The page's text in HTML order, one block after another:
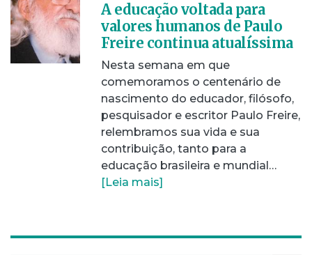
A educação voltada para
valores humanos de Paulo
Freire continua atualíssima
Nesta semana em que
comemoramos o centenário de
nascimento do educador, filósofo,
pesquisador e escritor Paulo Freire,
relembramos sua vida e sua
contribuição, tanto para a
educação brasileira e mundial…
[Leia mais]